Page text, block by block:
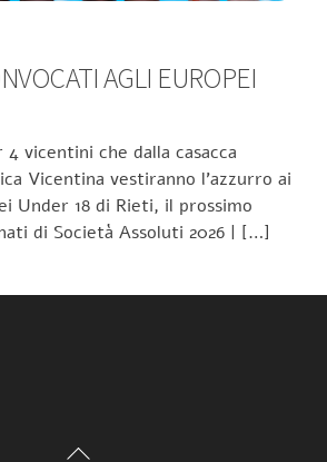
AGLI EUROPEI
vicentini che dalla casacca
Vicentina vestiranno l’azzurro ai
Under 18 di Rieti, il prossimo
di Società Assoluti 2026 | […]
Back